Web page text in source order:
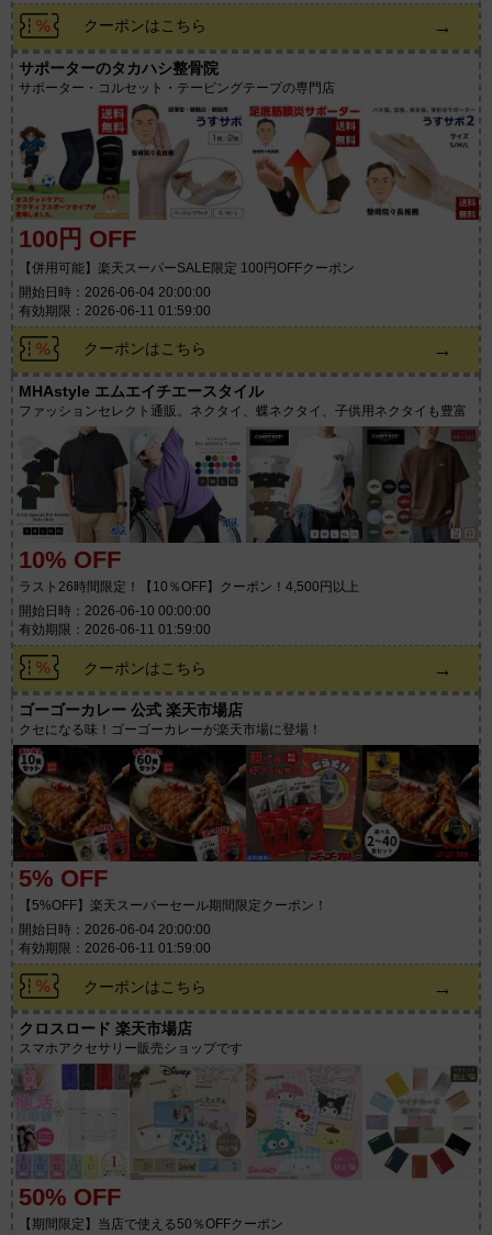
クーポンはこちら →
サポーターのタカハシ整骨院
サポーター・コルセット・テーピングテープの専門店
100円 OFF
【併用可能】楽天スーパーSALE限定 100円OFFクーポン
開始日時：2026-06-04 20:00:00
有効期限：2026-06-11 01:59:00
クーポンはこちら →
MHAstyle エムエイチエースタイル
ファッションセレクト通販。ネクタイ、蝶ネクタイ、子供用ネクタイも豊富
10% OFF
ラスト26時間限定！【10％OFF】クーポン！4,500円以上
開始日時：2026-06-10 00:00:00
有効期限：2026-06-11 01:59:00
クーポンはこちら →
ゴーゴーカレー 公式 楽天市場店
クセになる味！ゴーゴーカレーが楽天市場に登場！
5% OFF
【5%OFF】楽天スーパーセール期間限定クーポン！
開始日時：2026-06-04 20:00:00
有効期限：2026-06-11 01:59:00
クーポンはこちら →
クロスロード 楽天市場店
スマホアクセサリー販売ショップです
50% OFF
【期間限定】当店で使える50％OFFクーポン